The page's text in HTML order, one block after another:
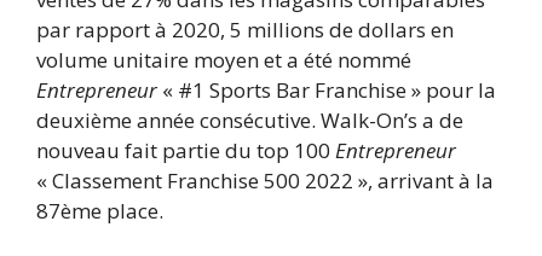
par rapport à 2020, 5 millions de dollars en
volume unitaire moyen et a été nommé
Entrepreneur« #1 Sports Bar Franchise » pour la
deuxième année consécutive. Walk-On’s a de
nouveau fait partie du top 100 Entrepreneur
« Classement Franchise 500 2022 », arrivant à la
87ème place.